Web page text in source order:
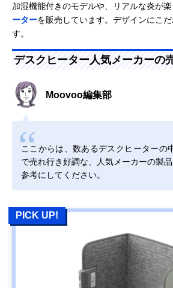
加湿機能付きのモデルや、リアルな炎が
ーターを販売しています。デザインにこ
す。
デスクヒーター人気メーカーの
Moovoo編集部
ここからは、数あるデスクヒーターの
で売れ行き好調な、人気メーカーの製
参考にしてください。
PICK UP!